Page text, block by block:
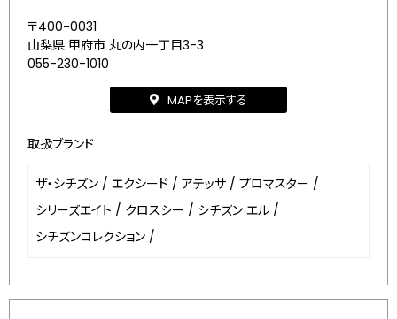
〒400-0031
山梨県 甲府市 丸の内一丁目3-3
055-230-1010
MAPを表示する
取扱ブランド
ザ・シチズン / エクシード / アテッサ / プロマスター /
シリーズエイト / クロスシー / シチズン エル /
シチズンコレクション /